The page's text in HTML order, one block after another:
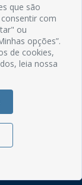
que são
com
ou
opções”.
de cookies,
leia nossa